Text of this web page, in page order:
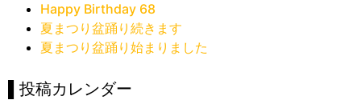
Happy Birthday 68
夏まつり盆踊り続きます
夏まつり盆踊り始まりました
▌投稿カレンダー